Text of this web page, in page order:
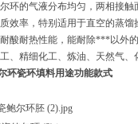
环的气液分布均匀，两相接
效率，特别适用于直空的蒸馏
酸耐热性能，能耐除***以外
、精细化工、炼油、天然气
环瓷环填料用途功能款式